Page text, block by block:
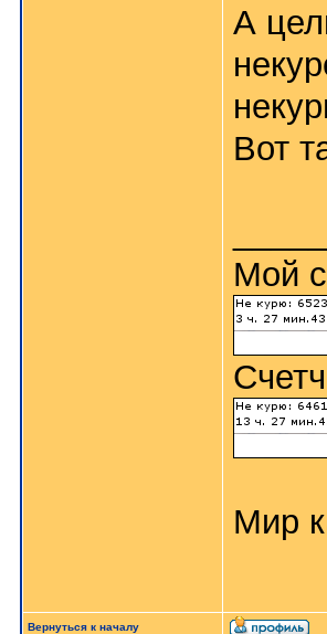
А
Вот
Мой
Мир
Вернуться к началу